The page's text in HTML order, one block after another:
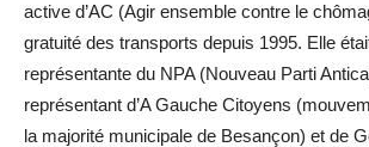
active d’AC (Agir ensemble contre le
gratuité des transports depuis 1995. Elle
représentante du NPA (Nouveau Parti
représentant d’A Gauche Citoyens
la majorité municipale de Besançon) et de